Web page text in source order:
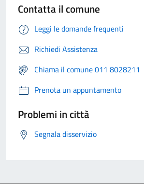
Contatta il comune
Leggi le domande frequenti
Richiedi Assistenza
Chiama il comune 011 8028211
Prenota un appuntamento
Problemi in città
Segnala disservizio